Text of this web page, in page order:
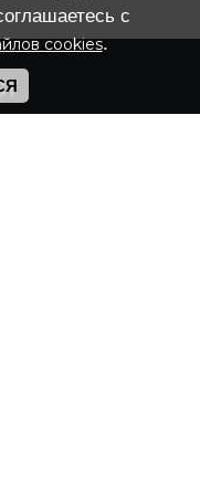
с
cookies.